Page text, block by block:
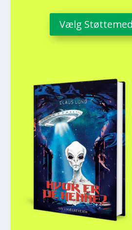
Vælg